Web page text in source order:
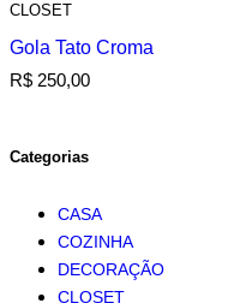
CLOSET
Gola Tato Croma
R$ 250,00
Categorias
CASA
COZINHA
DECORAÇÃO
CLOSET